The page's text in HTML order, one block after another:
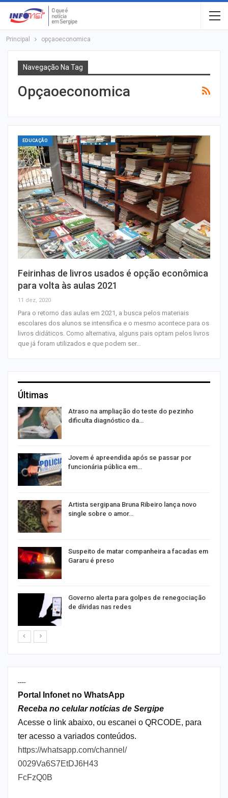
Principal opçaoeconomica
Navegação Na Tag
Opçaoeconomica
EDUCAÇÃO
Feirinhas de livros usados é opção econômica
para volta às aulas 2021
11 dez, 2020
Para o retorno das aulas em 2021, a busca pelos materiais
escolares dos alunos se intensifica e o mesmo acontece para os
livros didáticos. Como alternativa, alguns pais optam pelos livros
que já foram utilizados e que podem ser…
Últimas
Atraso na ampliação do teste do pezinho
dificulta diagnóstico da…
Jovem é apreendida após se passar por
funcionária pública em…
Artista sergipana Bruna Ribeiro lança novo
single sobre o amor…
Suspeito de matar companheira a facadas em
Gararu é preso
Governo alerta para golpes de renegociação
de dívidas nas redes
----
Portal Infonet no WhatsApp
Receba no celular notícias de Sergipe
Acesse o link abaixo, ou escanei o QRCODE, para
ter acesso a variados conteúdos.
https://whatsapp.com/channel/
0029Va6S7EtDJ6H43
FcFzQ0B